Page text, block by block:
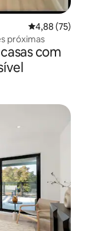
4,88 de uma
4,88 (75)
próximas
com